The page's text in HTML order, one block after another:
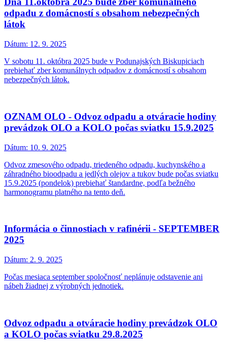
odpadu z domácností s obsahom nebezpečných
látok
Dátum: 12. 9. 2025
V sobotu 11. októbra 2025 bude v Podunajských Biskupiciach
prebiehať zber komunálnych odpadov z domácností s obsahom
nebezpečných látok.
OZNAM OLO - Odvoz odpadu a otváracie hodiny
prevádzok OLO a KOLO počas sviatku 15.9.2025
Dátum: 10. 9. 2025
Odvoz zmesového odpadu, triedeného odpadu, kuchynského a
záhradného bioodpadu a jedlých olejov a tukov bude počas sviatku
15.9.2025 (pondelok) prebiehať štandardne, podľa bežného
harmonogramu platného na tento deň.
Informácia o činnostiach v rafinérii - SEPTEMBER
2025
Dátum: 2. 9. 2025
Počas mesiaca september spoločnosť neplánuje odstavenie ani
nábeh žiadnej z výrobných jednotiek.
Odvoz odpadu a otváracie hodiny prevádzok OLO
a KOLO počas sviatku 29.8.2025